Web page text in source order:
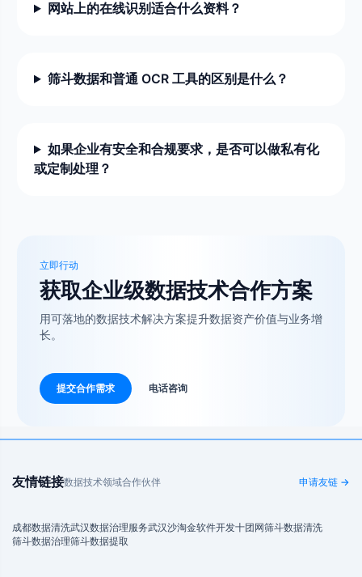
网站上的在线识别适合什么资料？
筛斗数据和普通 OCR 工具的区别是什么？
如果企业有安全和合规要求，是否可以做私有化
或定制处理？
立即行动
获取企业级数据技术合作方案
用可落地的数据技术解决方案提升数据资产价值与业务增
长。
提交合作需求 电话咨询
友情链接数据技术领域合作伙伴 申请友链 →
成都数据清洗武汉数据治理服务武汉沙淘金软件开发十团网筛斗数据清洗
筛斗数据治理筛斗数据提取